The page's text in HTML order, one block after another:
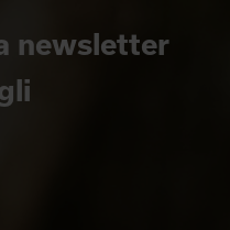
newsletter